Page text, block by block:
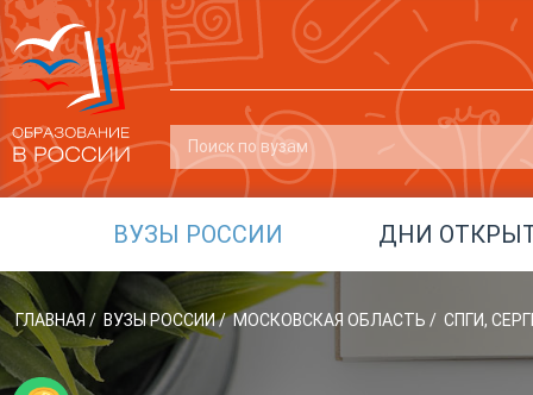
ВУЗЫ РОССИИ ДНИ
ГЛАВНАЯ / ВУЗЫ РОССИИ/ МОСКОВСКАЯ ОБЛАСТЬ / СПГИ,